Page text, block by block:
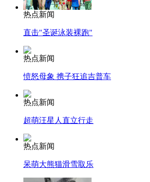
热点新闻
直击"圣诞泳装裸跑"
热点新闻
愤怒母象 携子狂追吉普车
热点新闻
超萌汪星人直立行走
热点新闻
呆萌大熊猫滑雪取乐